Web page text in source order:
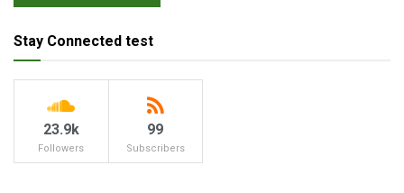
Stay Connected test
23.9k
Followers
99
Subscribers